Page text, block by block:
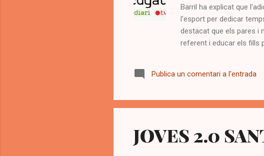
Barril ha explicat que
l'esport per dedicar
destacat que els pares i
referent i educar els fills
temps en el mòbil cada
Publica un comentari a l'entrada
JOVES 2.0